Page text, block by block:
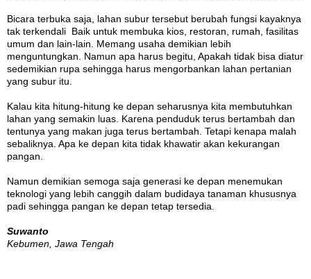
Bicara terbuka saja, lahan subur tersebut berubah fungsi kayaknya
tak terkendali Baik untuk membuka kios, restoran, rumah, fasilitas
umum dan lain-lain. Memang usaha demikian lebih
menguntungkan. Namun apa harus begitu, Apakah tidak bisa diatur
sedemikian rupa sehingga harus mengorbankan lahan pertanian
yang subur itu.
Kalau kita hitung-hitung ke depan seharusnya kita membutuhkan
lahan yang semakin luas. Karena penduduk terus bertambah dan
tentunya yang makan juga terus bertambah. Tetapi kenapa malah
sebaliknya. Apa ke depan kita tidak khawatir akan kekurangan
pangan.
Namun demikian semoga saja generasi ke depan menemukan
teknologi yang lebih canggih dalam budidaya tanaman khususnya
padi sehingga pangan ke depan tetap tersedia.
Suwanto
Kebumen, Jawa Tengah